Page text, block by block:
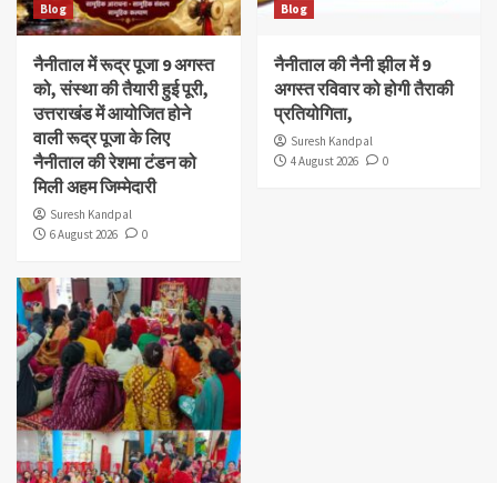
Blog
नैनीताल में रूद्र पूजा 9 अगस्त
को, संस्था की तैयारी हुई पूरी,
उत्तराखंड में आयोजित होने
वाली रूद्र पूजा के लिए
नैनीताल की रेशमा टंडन को
मिली अहम जिम्मेदारी
Suresh Kandpal
6 August 2026
0
Blog
नैनीताल की नैनी झील में 9
अगस्त रविवार को होगी तैराकी
प्रतियोगिता,
Suresh Kandpal
4 August 2026
0